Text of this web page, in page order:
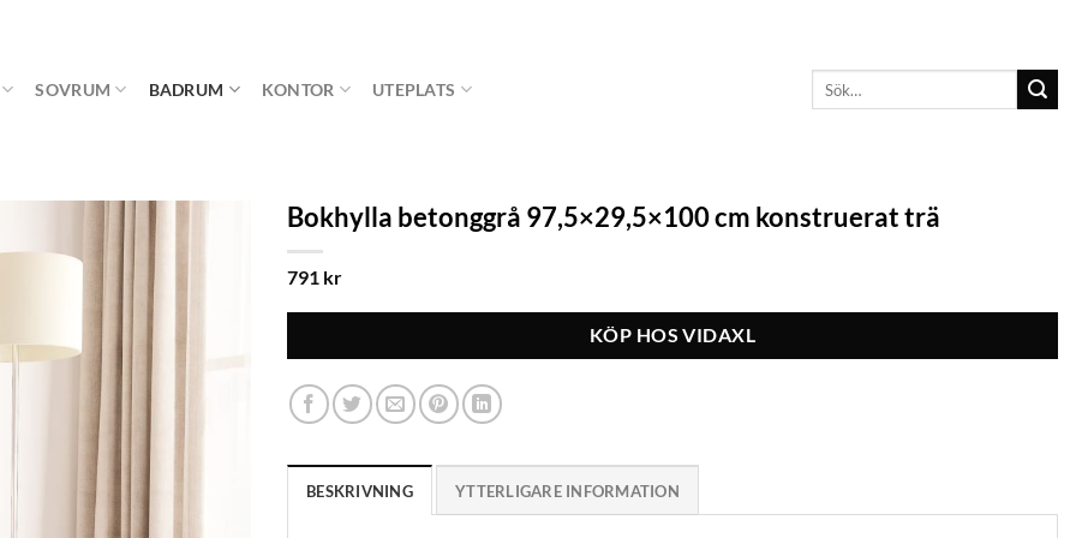
SOVRUM BADRUM KONTOR UTEPLATS
Bokhylla betonggrå 97,5×29,5×100 cm konstruerat trä
791 kr
KÖP HOS VIDAXL
BESKRIVNING YTTERLIGARE INFORMATION